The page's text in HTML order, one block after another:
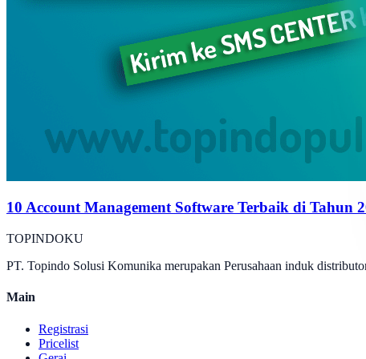
10 Account Management Software Terbaik di Tahun
TOPINDOKU
PT. Topindo Solusi Komunika merupakan Perusahaan induk
Main
Registrasi
Pricelist